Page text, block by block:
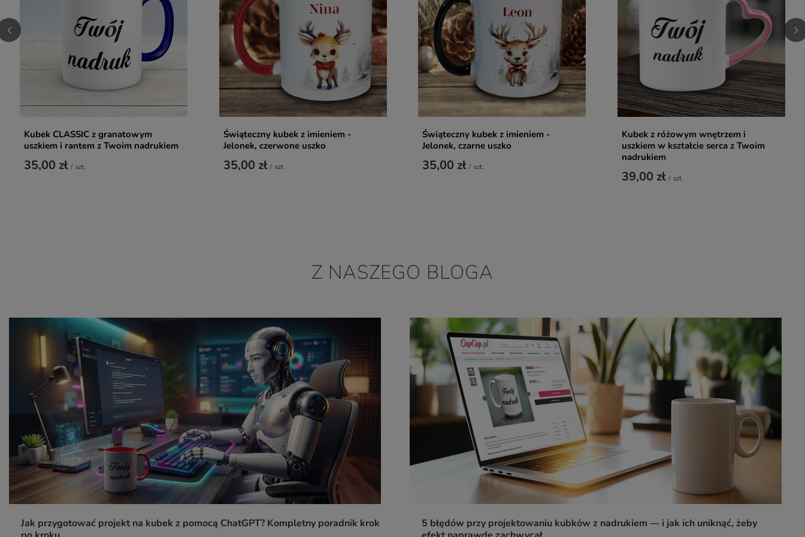
Kubek CLASSIC z granatowym
uszkiem i rantem z Twoim nadrukiem
35,00 zł / szt.
Świąteczny kubek z imieniem -
Jelonek, czerwone uszko
35,00 zł / szt.
Świąteczny kubek z imieniem -
Jelonek, czarne uszko
35,00 zł / szt.
Kubek z różowym wnętrzem i
uszkiem w kształcie serca z Twoim
nadrukiem
39,00 zł / szt.
Z NASZEGO BLOGA
Jak przygotować projekt na kubek z pomocą ChatGPT? Kompletny poradnik krok
5 błędów przy projektowaniu kubków z nadrukiem — i jak ich uniknąć, żeby